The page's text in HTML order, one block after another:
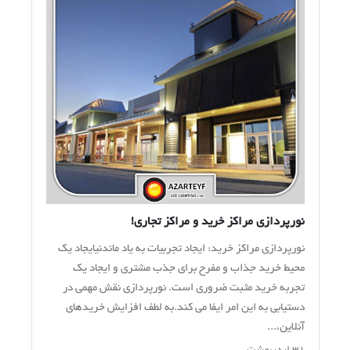
نورپردازی مراکز خرید و مراکز تجاری!
نورپردازی مراکز خرید: ایجاد تجربیات به یاد ماندنیایجاد یک
محیط خرید جذاب و مفرح برای جذب مشتری و ایجاد یک
تجربه خرید مثبت ضروری است. نورپردازی نقش مهمی در
دستیابی به این امر ایفا می کند.به لطف افزایش خریدهای
آنلاین،...